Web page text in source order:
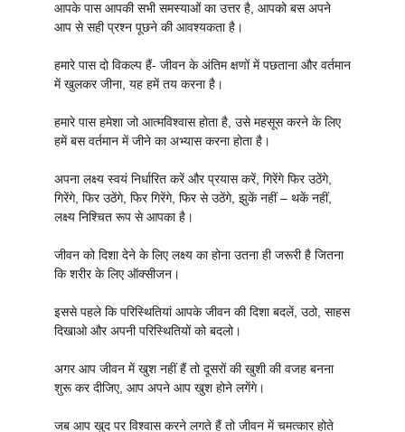
आपके पास आपकी सभी समस्याओं का उत्तर है, आपको बस अपने
आप से सही प्रश्न पूछने की आवश्यकता है।
हमारे पास दो विकल्प हैं- जीवन के अंतिम क्षणों में पछताना और वर्तमान
में खुलकर जीना, यह हमें तय करना है।
हमारे पास हमेशा जो आत्मविश्वास होता है, उसे महसूस करने के लिए
हमें बस वर्तमान में जीने का अभ्यास करना होता है।
अपना लक्ष्य स्वयं निर्धारित करें और प्रयास करें, गिरेंगे फिर उठेंगे,
गिरेंगे, फिर उठेंगे, फिर गिरेंगे, फिर से उठेंगे, झुकें नहीं – थकें नहीं,
लक्ष्य निश्चित रूप से आपका है।
जीवन को दिशा देने के लिए लक्ष्य का होना उतना ही जरूरी है जितना
कि शरीर के लिए ऑक्सीजन।
इससे पहले कि परिस्थितियां आपके जीवन की दिशा बदलें, उठो, साहस
दिखाओ और अपनी परिस्थितियों को बदलो।
अगर आप जीवन में खुश नहीं हैं तो दूसरों की खुशी की वजह बनना
शुरू कर दीजिए, आप अपने आप खुश होने लगेंगे।
जब आप खुद पर विश्वास करने लगते हैं तो जीवन में चमत्कार होते